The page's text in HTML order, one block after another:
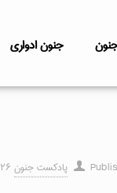
جنون ادواری
پادکست جنون ۲۶ آبان ۱۴۰۴